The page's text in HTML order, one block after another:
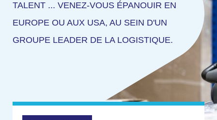
TALENT ... VENEZ-VOUS ÉPANOUIR EN
EUROPE OU AUX USA, AU SEIN D'UN
GROUPE LEADER DE LA LOGISTIQUE.